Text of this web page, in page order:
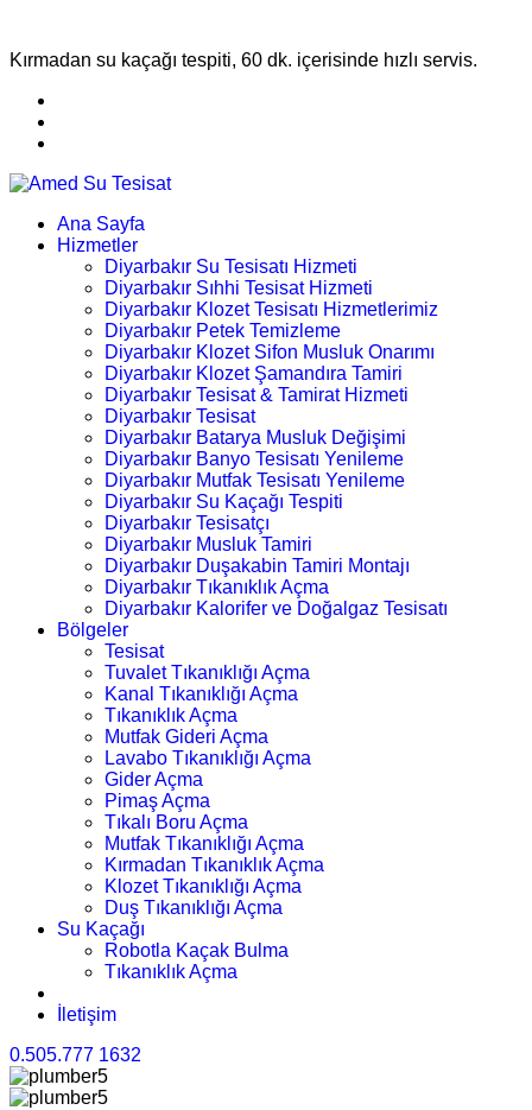
Kırmadan su kaçağı tespiti, 60 dk. içerisinde hızlı servis.
Ana Sayfa
Hizmetler
Diyarbakır Su Tesisatı Hizmeti
Diyarbakır Sıhhi Tesisat Hizmeti
Diyarbakır Klozet Tesisatı Hizmetlerimiz
Diyarbakır Petek Temizleme
Diyarbakır Klozet Sifon Musluk Onarımı
Diyarbakır Klozet Şamandıra Tamiri
Diyarbakır Tesisat & Tamirat Hizmeti
Diyarbakır Tesisat
Diyarbakır Batarya Musluk Değişimi
Diyarbakır Banyo Tesisatı Yenileme
Diyarbakır Mutfak Tesisatı Yenileme
Diyarbakır Su Kaçağı Tespiti
Diyarbakır Tesisatçı
Diyarbakır Musluk Tamiri
Diyarbakır Duşakabin Tamiri Montajı
Diyarbakır Tıkanıklık Açma
Diyarbakır Kalorifer ve Doğalgaz Tesisatı
Bölgeler
Tesisat
Tuvalet Tıkanıklığı Açma
Kanal Tıkanıklığı Açma
Tıkanıklık Açma
Mutfak Gideri Açma
Lavabo Tıkanıklığı Açma
Gider Açma
Pimaş Açma
Tıkalı Boru Açma
Mutfak Tıkanıklığı Açma
Kırmadan Tıkanıklık Açma
Klozet Tıkanıklığı Açma
Duş Tıkanıklığı Açma
Su Kaçağı
Robotla Kaçak Bulma
Tıkanıklık Açma
İletişim
0.505.777 1632